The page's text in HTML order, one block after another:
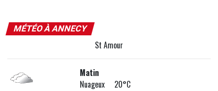
MÉTÉO À ANNECY
St Amour
Matin
Nuageux 20°C